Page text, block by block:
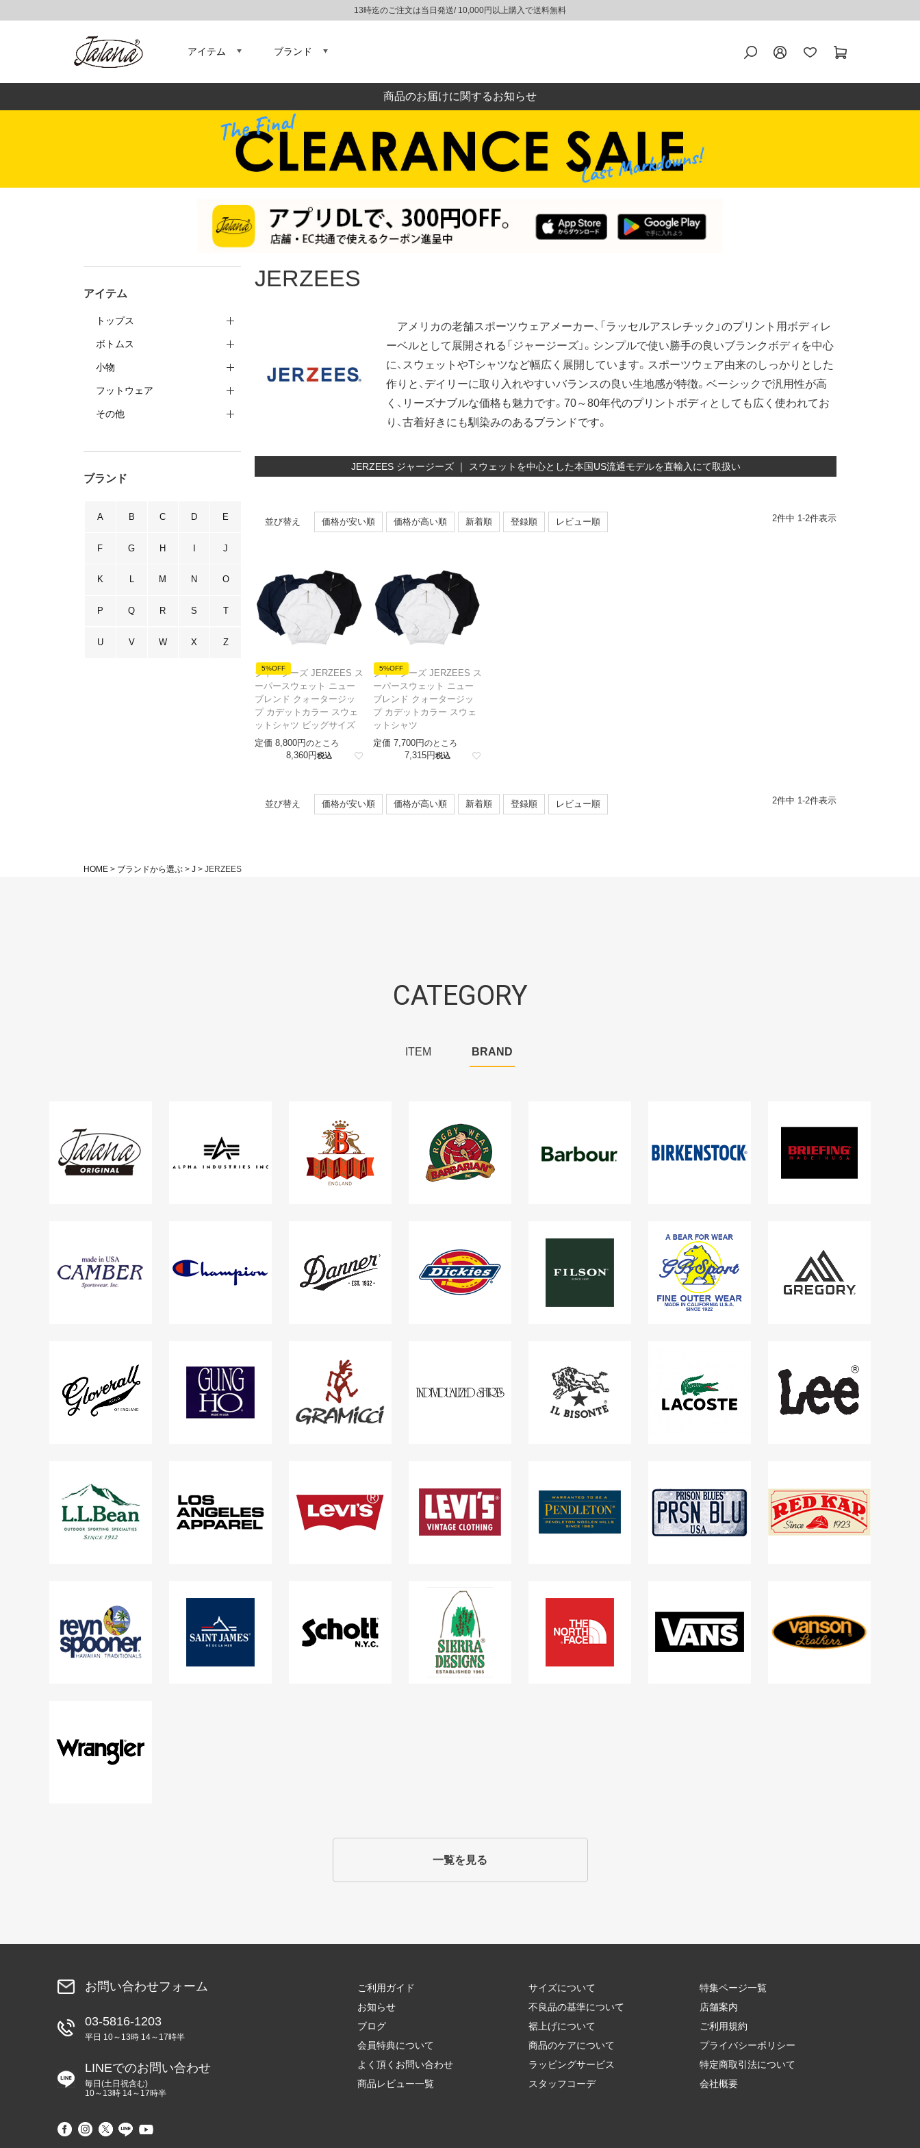
13時迄のご注文は当日発送/ 10,000円以上購入で送料無料
アイテム ブランド
商品のお届けに関するお知らせ
アイテム
トップス
ボトムス
小物
フットウェア
その他
ブランド
A B C D E
F G H I J
K L M N O
P Q R S T
U V W X Z
JERZEES
アメリカの老舗スポーツウェアメーカー、「ラッセルアスレチック」のプリント用ボディレ
ーベルとして展開される「ジャージーズ」。シンプルで使い勝手の良いブランクボディを中心
に、スウェットやTシャツなど幅広く展開しています。スポーツウェア由来のしっかりとした
作りと、デイリーに取り入れやすいバランスの良い生地感が特徴。ベーシックで汎用性が高
く、リーズナブルな価格も魅力です。70～80年代のプリントボディとしても広く使われてお
り、古着好きにも馴染みのあるブランドです。
JERZEES ジャージーズ ｜ スウェットを中心とした本国US流通モデルを直輸入にて取扱い
並び替え 価格が安い順 価格が高い順 新着順 登録順 レビュー順 2件中 1-2件表示
5%OFF
ジャージーズ JERZEES ス
ーパースウェット ニュー
ブレンド クォータージッ
プ カデットカラー スウェ
ットシャツ ビッグサイズ
定価 8,800 のところ
8,360 税込
5%OFF
ジャージーズ JERZEES ス
ーパースウェット ニュー
ブレンド クォータージッ
プ カデットカラー スウェ
ットシャツ
定価 7,700 のところ
7,315 税込
並び替え 価格が安い順 価格が高い順 新着順 登録順 レビュー順 2件中 1 -2件表示
HOME ブランドから選ぶ J JERZEES
CATEGORY
ITEM BRAND
一覧を見る
お問い合わせフォーム
03-5816-1203
平日 10～13時 14～17時半
LINEでのお問い合わせ
毎日(土日祝含む)
10～13時 14～17時半
ご利用ガイド
お知らせ
ブログ
会員特典について
よく頂くお問い合わせ
商品レビュー一覧
サイズについて
不良品の基準について
裾上げについて
商品のケアについて
ラッピングサービス
スタッフコーデ
特集ページ一覧
店舗案内
ご利用規約
プライバシーポリシー
特定商取引法について
会社概要